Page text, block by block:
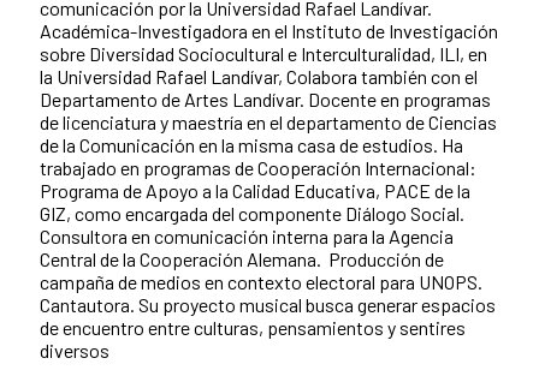
comunicación por la Universidad Rafael Landívar.
Académica-Investigadora en el Instituto de Investigación
sobre Diversidad Sociocultural e Interculturalidad, ILI, en
la Universidad Rafael Landívar, Colabora también con el
Departamento de Artes Landívar. Docente en programas
de licenciatura y maestría en el departamento de Ciencias
de la Comunicación en la misma casa de estudios. Ha
trabajado en programas de Cooperación Internacional:
Programa de Apoyo a la Calidad Educativa, PACE de la
GIZ, como encargada del componente Diálogo Social.
Consultora en comunicación interna para la Agencia
Central de la Cooperación Alemana. Producción de
campaña de medios en contexto electoral para UNOPS.
Cantautora. Su proyecto musical busca generar espacios
de encuentro entre culturas, pensamientos y sentires
diversos